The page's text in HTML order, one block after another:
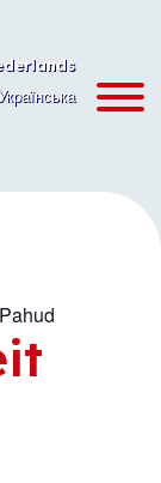
Українська